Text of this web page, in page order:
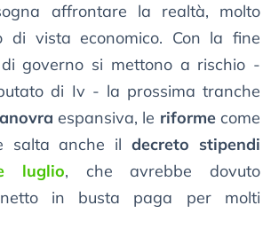
affrontare la realtà, molto
di vista economico. Con la fine
di governo si mettono a rischio -
di Iv - la prossima tranche
espansiva, le riformecome
salta anche ildecreto stipendi
luglio, che avrebbe dovuto
in busta paga per molti